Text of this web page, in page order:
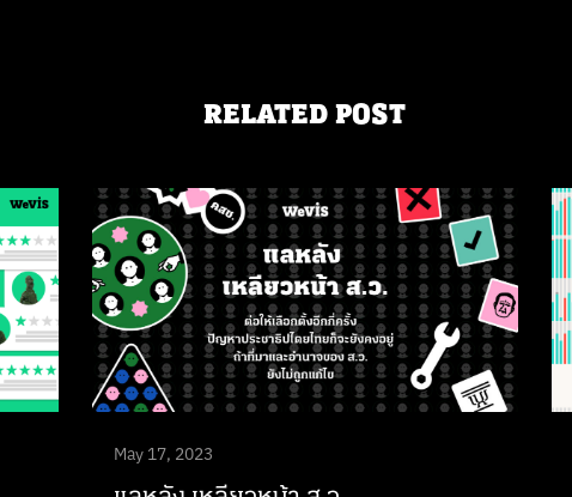
RELATED POST
May 17, 2023